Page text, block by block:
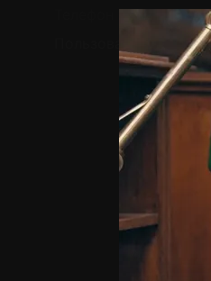
Телефон поддержки:
Пользовательское